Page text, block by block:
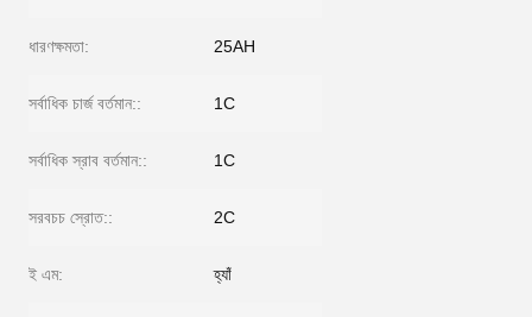
ধারণক্ষমতা: 25AH
সর্বাধিক চার্জ বর্তমান:: 1C
সর্বাধিক স্রাব বর্তমান:: 1C
সরবচচ স্রোত:: 2C
ই এম: হ্যাঁ